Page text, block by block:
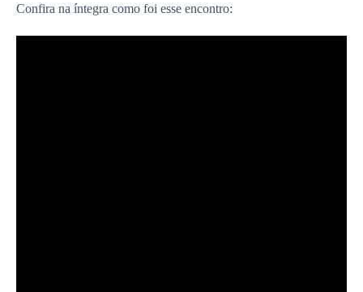
Confira na íntegra como foi esse encontro: